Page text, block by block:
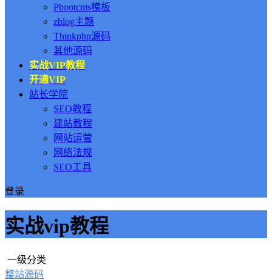
Pbootcms模板
zblog主题
Thinkphp源码
其他源码
实战VIP教程
开通VIP
站长学院
SEO教程
建站教程
网站运营
网络法规
SEO工具
登录
实战vip教程
一级分类
整站源码